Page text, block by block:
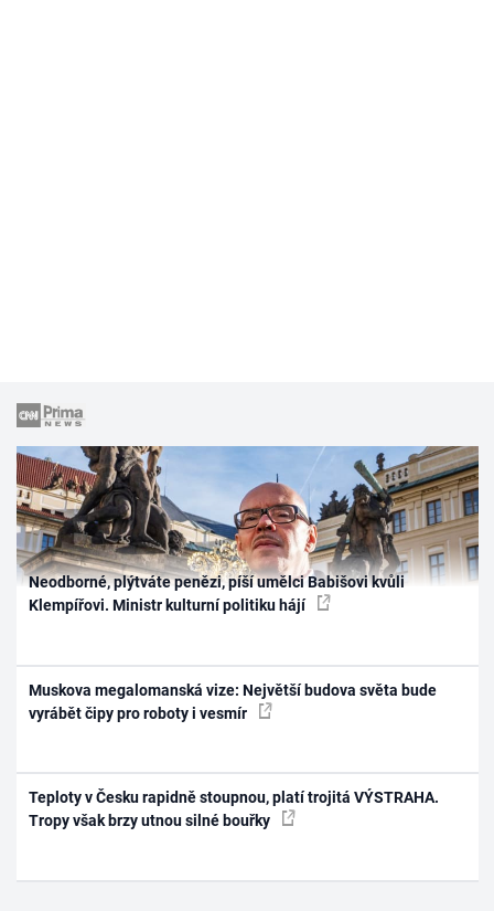
Neodborné, plýtváte penězi, píší umělci Babišovi kvůli
Klempířovi. Ministr kulturní politiku hájí
Muskova megalomanská vize: Největší budova světa bude
vyrábět čipy pro roboty i vesmír
Teploty v Česku rapidně stoupnou, platí trojitá VÝSTRAHA.
Tropy však brzy utnou silné bouřky